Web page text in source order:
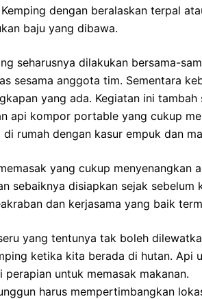
dengan beralaskan terpal
baju yang dibawa.
seharusnya dilakukan bersama-
sesama anggota tim. Sementara
yang ada. Kegiatan ini
api kompor portable yang cukup
rumah dengan kasur empuk dan
yang cukup menyenangkan
sebaiknya disiapkan sejak
dan kerjasama yang baik
yang tentunya tak boleh
ketika kita berada di hutan. Api
perapian untuk memasak makanan.
harus mempertimbangkan